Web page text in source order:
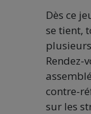
Dès ce
se tient,
Rendez-
contre-
sur les